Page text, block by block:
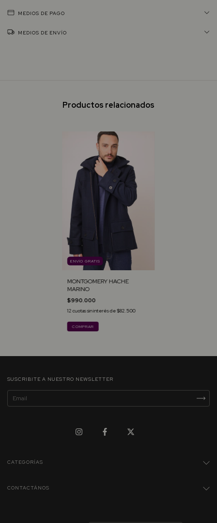
MEDIOS DE PAGO
MEDIOS DE ENVÍO
Productos relacionados
ENVÍO GRATIS
MONTGOMERY HACHE
MARINO
$990.000
12 cuotas sin interés de$82.500
COMPRAR
SUSCRIBITE A NUESTRO NEWSLETTER
CATEGORÍAS
CONTACTÁNOS